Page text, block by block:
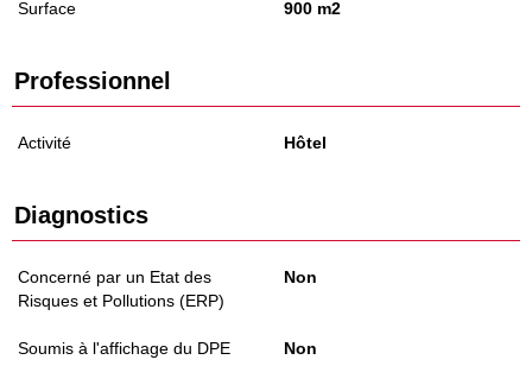
Surface 900 m2
Professionnel
Activité Hôtel
Diagnostics
Concerné par un Etat des
Risques et Pollutions (ERP)
Non
Soumis à l'affichage du DPE Non